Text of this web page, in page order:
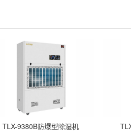
TLX-9380B防爆型除湿机